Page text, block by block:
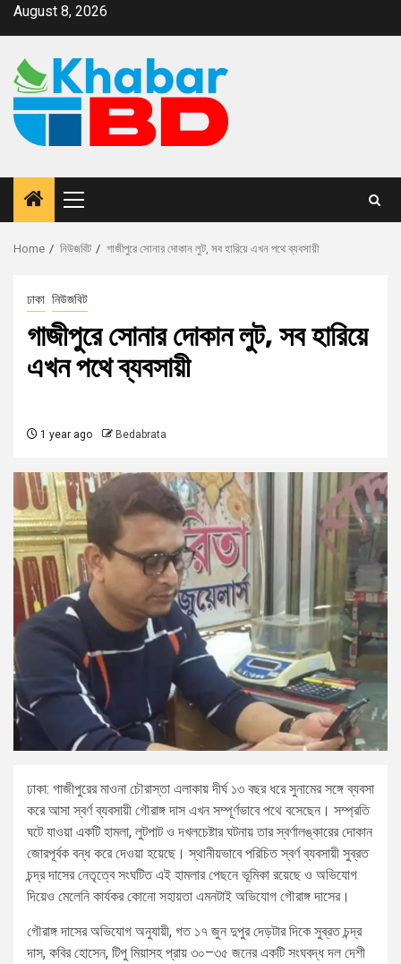
August 8, 2026
Home নিউজবিট গাজীপুরে সোনার দোকান লুট, সব হারিয়ে এখন পথে ব্যবসায়ী
ঢাকা নিউজবিট
গাজীপুরে সোনার দোকান লুট, সব হারিয়ে
এখন পথে ব্যবসায়ী
1 year ago Bedabrata
ঢাকা: গাজীপুরের মাওনা চৌরাস্তা এলাকায় দীর্ঘ ১৩ বছর ধরে সুনামের সঙ্গে ব্যবসা
করে আসা স্বর্ণ ব্যবসায়ী গৌরাঙ্গ দাস এখন সম্পূর্ণভাবে পথে বসেছেন। সম্প্রতি
ঘটে যাওয়া একটি হামলা, লুটপাট ও দখলচেষ্টার ঘটনায় তার স্বর্ণালঙ্কারের দোকান
জোরপূর্বক বন্ধ করে দেওয়া হয়েছে। স্থানীয়ভাবে পরিচিত স্বর্ণ ব্যবসায়ী সুব্রত
চন্দ্র দাসের নেতৃত্বে সংঘটিত এই হামলার পেছনে ভূমিকা রয়েছে ও অভিযোগ
দিয়েও মেলেনি কার্যকর কোনো সহায়তা এমনটাই অভিযোগ গৌরাঙ্গ দাসের।
গৌরাঙ্গ দাসের অভিযোগ অনুযায়ী, গত ১৭ জুন দুপুর দেড়টার দিকে সুব্রত চন্দ্র
দাস, কবির হোসেন, টিপু মিয়াসহ প্রায় ৩০–৩৫ জনের একটি সংঘবদ্ধ দল দেশী